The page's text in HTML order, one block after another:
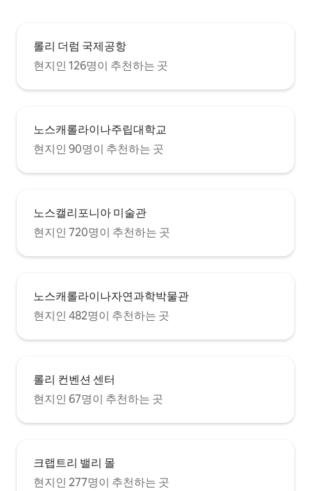
롤리 더럼 국제공항
현지인 126명이 추천하는 곳
노스캐롤라이나주립대학교
현지인 90명이 추천하는 곳
노스캘리포니아 미술관
현지인 720명이 추천하는 곳
노스캐롤라이나자연과학박물관
현지인 482명이 추천하는 곳
롤리 컨벤션 센터
현지인 67명이 추천하는 곳
크랩트리 밸리 몰
현지인 277명이 추천하는 곳